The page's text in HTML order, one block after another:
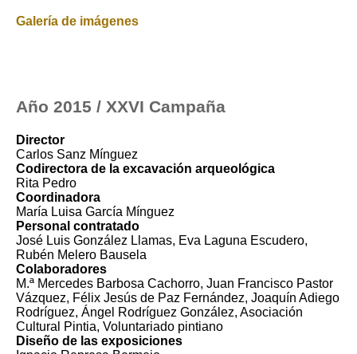
Galería de imágenes
Año 2015 / XXVI Campaña
Director
Carlos Sanz Mínguez
Codirectora de la excavación arqueológica
Rita Pedro
Coordinadora
María Luisa García Mínguez
Personal contratado
José Luis González Llamas, Eva Laguna Escudero,
Rubén Melero Bausela
Colaboradores
M.ª Mercedes Barbosa Cachorro, Juan Francisco Pastor
Vázquez, Félix Jesús de Paz Fernández, Joaquín Adiego
Rodríguez, Ángel Rodríguez González, Asociación
Cultural Pintia, Voluntariado pintiano
Diseño de las exposiciones